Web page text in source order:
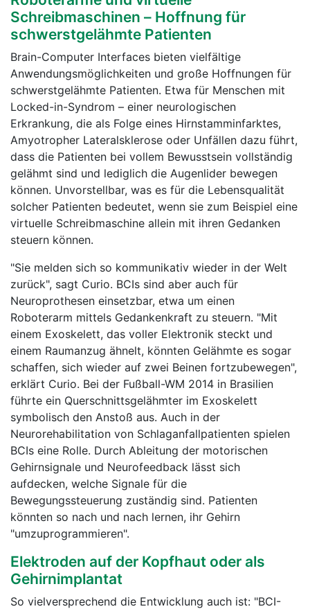
Schreibmaschinen – Hoffnung für
schwerstgelähmte Patienten
Brain-Computer Interfaces bieten vielfältige
Anwendungsmöglichkeiten und große Hoffnungen für
schwerstgelähmte Patienten. Etwa für Menschen mit
Locked-in-Syndrom – einer neurologischen
Erkrankung, die als Folge eines Hirnstamminfarktes,
Amyotropher Lateralsklerose oder Unfällen dazu führt,
dass die Patienten bei vollem Bewusstsein vollständig
gelähmt sind und lediglich die Augenlider bewegen
können. Unvorstellbar, was es für die Lebensqualität
solcher Patienten bedeutet, wenn sie zum Beispiel eine
virtuelle Schreibmaschine allein mit ihren Gedanken
steuern können.
"Sie melden sich so kommunikativ wieder in der Welt
zurück", sagt Curio. BCIs sind aber auch für
Neuroprothesen einsetzbar, etwa um einen
Roboterarm mittels Gedankenkraft zu steuern. "Mit
einem Exoskelett, das voller Elektronik steckt und
einem Raumanzug ähnelt, könnten Gelähmte es sogar
schaffen, sich wieder auf zwei Beinen fortzubewegen",
erklärt Curio. Bei der Fußball-WM 2014 in Brasilien
führte ein Querschnittsgelähmter im Exoskelett
symbolisch den Anstoß aus. Auch in der
Neurorehabilitation von Schlaganfallpatienten spielen
BCIs eine Rolle. Durch Ableitung der motorischen
Gehirnsignale und Neurofeedback lässt sich
aufdecken, welche Signale für die
Bewegungssteuerung zuständig sind. Patienten
könnten so nach und nach lernen, ihr Gehirn
"umzuprogrammieren".
Elektroden auf der Kopfhaut oder als
Gehirnimplantat
So vielversprechend die Entwicklung auch ist: "BCI-